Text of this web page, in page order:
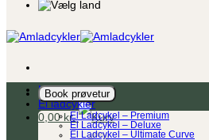
Book prøvetur
0,00kr.
Ladcykel
El ladcykler
El Ladcykel – Premium
El Ladcykel – Deluxe
El Ladcykel – Ultimate Curve